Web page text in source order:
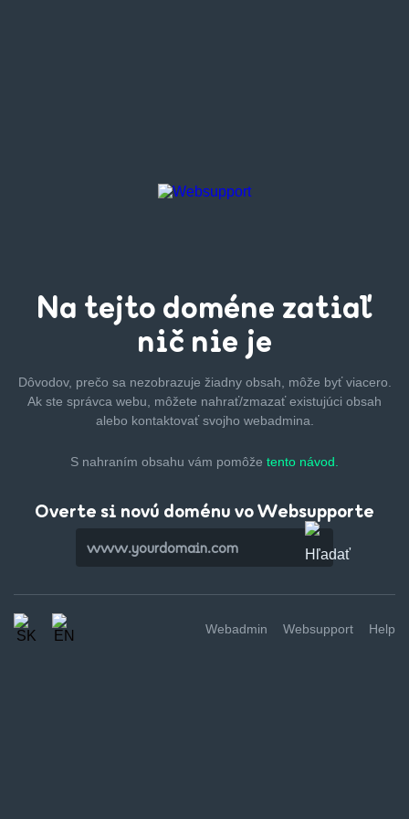
Na tejto doméne zatiaľ
nič nie je
Dôvodov, prečo sa nezobrazuje žiadny obsah, môže byťviacero.
Ak ste správca webu, môžete nahrať/zmazaťexistujúci obsah
alebo kontaktovať svojho webadmina.
S nahraním obsahu vám pomôže tento návod.
Overte si novú doménu vo Websupporte
Webadmin Websupport Help